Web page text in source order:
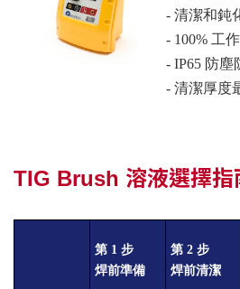
- 清潔和鈍
- 100% 工
- IP65 防塵
- 清潔厚度
TIG Brush 溶液選擇指
第 1 步
焊前準備
第 2 步
焊前清潔